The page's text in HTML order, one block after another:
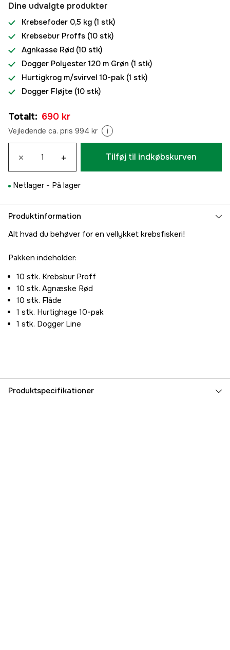
Dine udvalgte produkter
Krebsefoder 0,5 kg (1 stk)
Krebsebur Proffs (10 stk)
Agnkasse Rød (10 stk)
Dogger Polyester 120 m Grøn (1 stk)
Hurtigkrog m/svirvel 10-pak (1 stk)
Dogger Fløjte (10 stk)
Totalt: 690 kr
Vejledende ca. pris 994 kr i
× + Tilføj til indkøbskurven
Netlager - På lager
Produktinformation
Alt hvad du behøver for en vellykket krebsfiskeri!
Pakken indeholder:
10 stk. Krebsbur Proff
10 stk. Agnæske Rød
10 stk. Flåde
1 stk. Hurtighage 10-pak
1 stk. Dogger Line
Produktspecifikationer